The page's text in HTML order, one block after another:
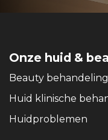
Onze huid &
Beauty
Huid klinische
Huidproblemen